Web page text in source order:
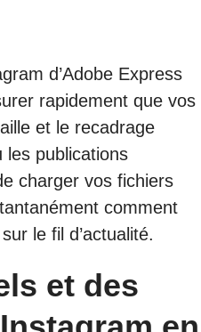
d’Adobe Express
rapidement que vos
et le recadrage
les publications
charger vos fichiers
comment
le fil d’actualité.
et des